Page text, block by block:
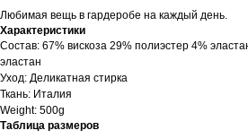
Любимая вещь в гардеробе на каждый день.
Характеристики
Cостав: 67% вискоза 29% полиэстер 4%
эластан
Уход: Деликатная стирка
Ткань: Италия
Weight: 500g
Таблица размеров